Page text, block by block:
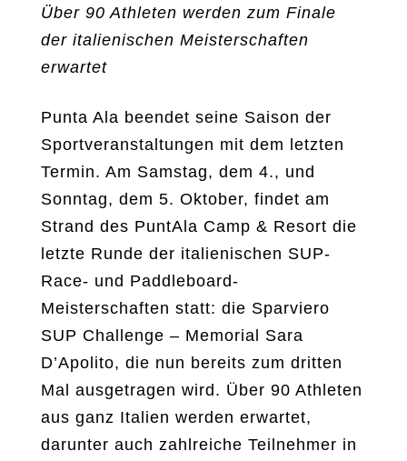
Über 90 Athleten werden zum Finale
der italienischen Meisterschaften
erwartet
Punta Ala beendet seine Saison der
Sportveranstaltungen mit dem letzten
Termin. Am Samstag, dem 4., und
Sonntag, dem 5. Oktober, findet am
Strand des PuntAla Camp & Resort die
letzte Runde der italienischen SUP-
Race- und Paddleboard-
Meisterschaften statt: die Sparviero
SUP Challenge – Memorial Sara
D’Apolito, die nun bereits zum dritten
Mal ausgetragen wird. Über 90 Athleten
aus ganz Italien werden erwartet,
darunter auch zahlreiche Teilnehmer in